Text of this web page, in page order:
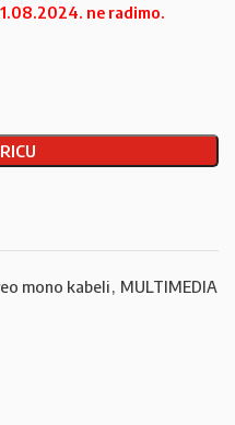
ne radimo.
mono kabeli, MULTIMEDIA